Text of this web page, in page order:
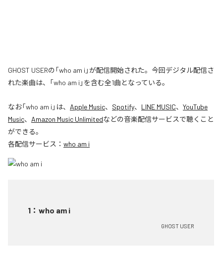
GHOST USERの「who am i」が配信開始された。今回デジタル配信さ
れた楽曲は、「who am i」を含む全1曲となっている。
なお「who am i 」は、 Apple Music、 Spotify、 LINE MUSIC、 YouTube
Music、 Amazon Music Unlimitedなどの音楽配信サービスで聴くこと
ができる。
各配信サービス： who am i
1 ： who am i
GHOST USER